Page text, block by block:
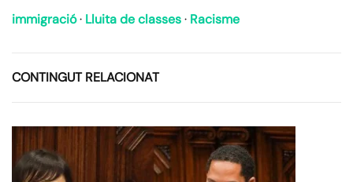
immigració· Lluita de classes· Racisme
CONTINGUT RELACIONAT